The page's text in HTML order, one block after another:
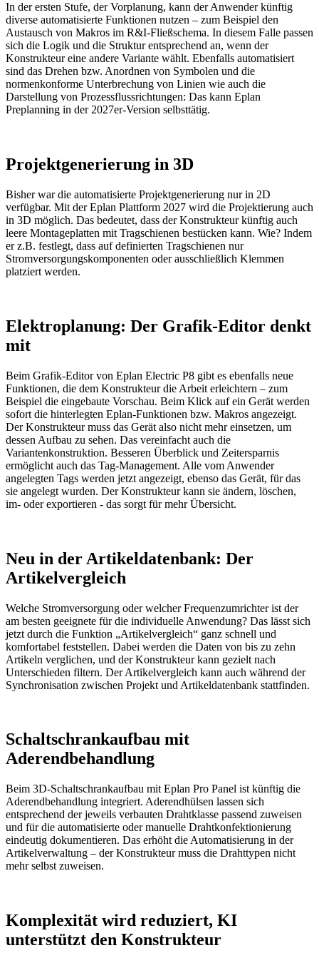
In der ersten Stufe, der Vorplanung, kann der Anwender künftig
diverse automatisierte Funktionen nutzen – zum Beispiel den
Austausch von Makros im R&I-Fließschema. In diesem Falle passen
sich die Logik und die Struktur entsprechend an, wenn der
Konstrukteur eine andere Variante wählt. Ebenfalls automatisiert
sind das Drehen bzw. Anordnen von Symbolen und die
normenkonforme Unterbrechung von Linien wie auch die
Darstellung von Prozessflussrichtungen: Das kann Eplan
Preplanning in der 2027er-Version selbsttätig.
Projektgenerierung in 3D
Bisher war die automatisierte Projektgenerierung nur in 2D
verfügbar. Mit der Eplan Plattform 2027 wird die Projektierung auch
in 3D möglich. Das bedeutet, dass der Konstrukteur künftig auch
leere Montageplatten mit Tragschienen bestücken kann. Wie? Indem
er z.B. festlegt, dass auf definierten Tragschienen nur
Stromversorgungskomponenten oder ausschließlich Klemmen
platziert werden.
Elektroplanung: Der Grafik-Editor denkt
mit
Beim Grafik-Editor von Eplan Electric P8 gibt es ebenfalls neue
Funktionen, die dem Konstrukteur die Arbeit erleichtern – zum
Beispiel die eingebaute Vorschau. Beim Klick auf ein Gerät werden
sofort die hinterlegten Eplan-Funktionen bzw. Makros angezeigt.
Der Konstrukteur muss das Gerät also nicht mehr einsetzen, um
dessen Aufbau zu sehen. Das vereinfacht auch die
Variantenkonstruktion. Besseren Überblick und Zeitersparnis
ermöglicht auch das Tag-Management. Alle vom Anwender
angelegten Tags werden jetzt angezeigt, ebenso das Gerät, für das
sie angelegt wurden. Der Konstrukteur kann sie ändern, löschen,
im- oder exportieren - das sorgt für mehr Übersicht.
Neu in der Artikeldatenbank: Der
Artikelvergleich
Welche Stromversorgung oder welcher Frequenzumrichter ist der
am besten geeignete für die individuelle Anwendung? Das lässt sich
jetzt durch die Funktion „Artikelvergleich“ ganz schnell und
komfortabel feststellen. Dabei werden die Daten von bis zu zehn
Artikeln verglichen, und der Konstrukteur kann gezielt nach
Unterschieden filtern. Der Artikelvergleich kann auch während der
Synchronisation zwischen Projekt und Artikeldatenbank stattfinden.
Schaltschrankaufbau mit
Aderendbehandlung
Beim 3D-Schaltschrankaufbau mit Eplan Pro Panel ist künftig die
Aderendbehandlung integriert. Aderendhülsen lassen sich
entsprechend der jeweils verbauten Drahtklasse passend zuweisen
und für die automatisierte oder manuelle Drahtkonfektionierung
eindeutig dokumentieren. Das erhöht die Automatisierung in der
Artikelverwaltung – der Konstrukteur muss die Drahttypen nicht
mehr selbst zuweisen.
Komplexität wird reduziert, KI
unterstützt den Konstrukteur